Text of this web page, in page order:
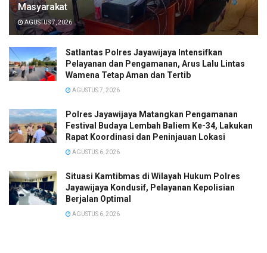
Masyarakat
AGUSTUS 7, 2026
Satlantas Polres Jayawijaya Intensifkan
Pelayanan dan Pengamanan, Arus Lalu Lintas
Wamena Tetap Aman dan Tertib
AGUSTUS 7, 2026
Polres Jayawijaya Matangkan Pengamanan
Festival Budaya Lembah Baliem Ke-34, Lakukan
Rapat Koordinasi dan Peninjauan Lokasi
AGUSTUS 6, 2026
Situasi Kamtibmas di Wilayah Hukum Polres
Jayawijaya Kondusif, Pelayanan Kepolisian
Berjalan Optimal
AGUSTUS 6, 2026